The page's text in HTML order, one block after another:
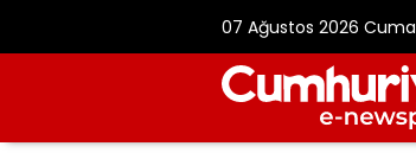
07 Ağustos 2026 Cuma